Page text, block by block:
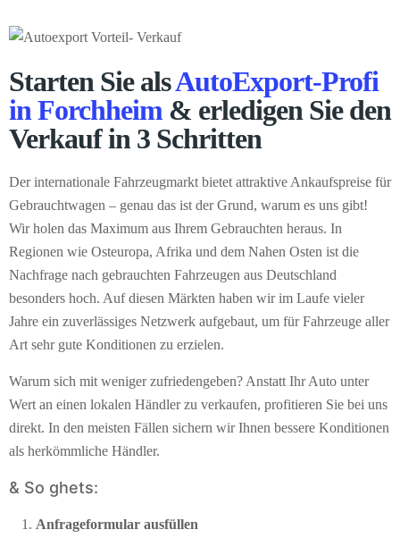
Starten Sie alsAutoExport-Profi
in Forchheim & erledigen Sie den
Verkauf in 3 Schritten
Der internationale Fahrzeugmarkt bietet attraktive Ankaufspreise für
Gebrauchtwagen – genau das ist der Grund, warum es uns gibt!
Wir holen das Maximum aus Ihrem Gebrauchten heraus. In
Regionen wie Osteuropa, Afrika und dem Nahen Osten ist die
Nachfrage nach gebrauchten Fahrzeugen aus Deutschland
besonders hoch. Auf diesen Märkten haben wir im Laufe vieler
Jahre ein zuverlässiges Netzwerk aufgebaut, um für Fahrzeuge aller
Art sehr gute Konditionen zu erzielen.
Warum sich mit weniger zufriedengeben? Anstatt Ihr Auto unter
Wert an einen lokalen Händler zu verkaufen, profitieren Sie bei uns
direkt. In den meisten Fällen sichern wir Ihnen bessere Konditionen
als herkömmliche Händler.
& So ghets:
Anfrageformular ausfüllen